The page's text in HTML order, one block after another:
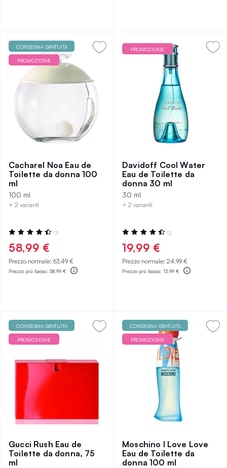
CONSEGNA GRATUITA
PROMOZIONE
Cacharel Noa Eau de
Toilette da donna 100
ml
100 ml
+ 2 varianti
Valutazione:
91%
(7)
58,99 €
Prezzo normale: 63,49 €
Prezzo più basso: 58,99 €
PROMOZIONE
Davidoff Cool Water
Eau de Toilette da
donna 30 ml
30 ml
+ 2 varianti
Valutazione:
90%
(2)
19,99 €
Prezzo normale: 24,99 €
Prezzo più basso: 13,99 €
CONSEGNA GRATUITA
PROMOZIONE
Gucci Rush Eau de
Toilette da donna, 75
ml
CONSEGNA GRATUITA
PROMOZIONE
Moschino I Love Love
Eau de Toilette da
donna 100 ml